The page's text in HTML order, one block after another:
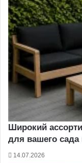
Широкий
для вашего сада
14.07.2026